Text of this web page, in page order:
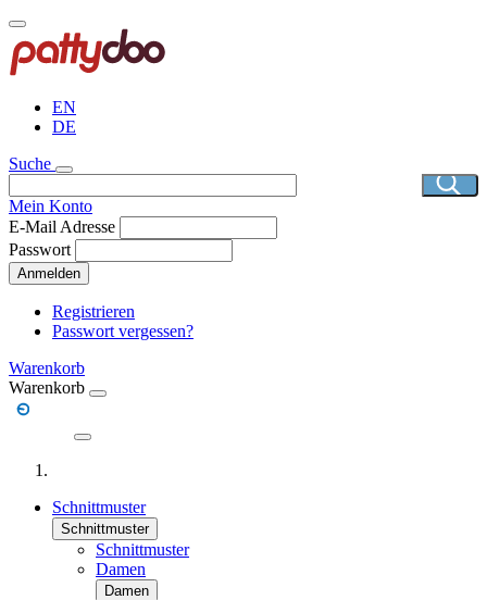
Direkt
zum
Inhalt
EN
DE
Suche
Mein Konto
E-Mail Adresse
Passwort
Anmelden
Registrieren
Passwort vergessen?
Warenkorb
Warenkorb
Schnittmuster
Schnittmuster
Schnittmuster
Damen
Damen